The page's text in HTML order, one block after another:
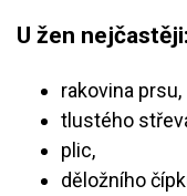
U žen nejčastěji:
rakovina prsu,
tlustého
plic,
děložního